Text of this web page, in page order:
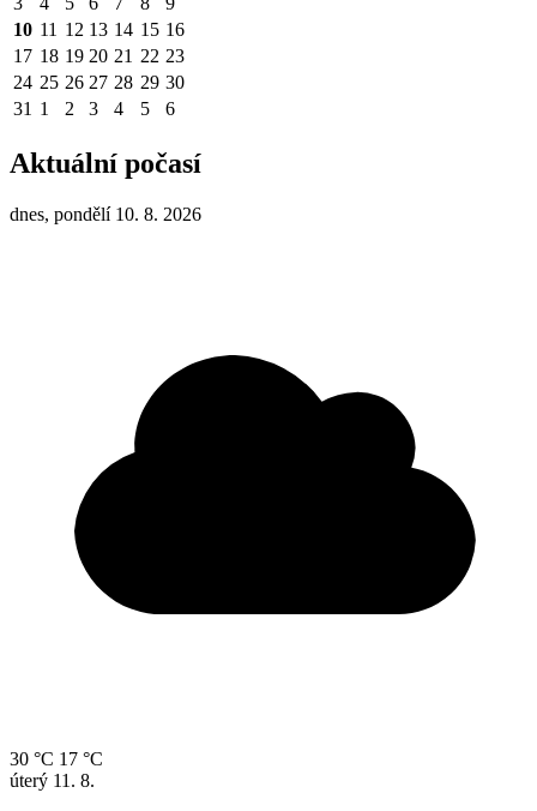
10 11 12 13 14 15 16
17 18 19 20 21 22 23
24 25 26 27 28 29 30
31 1 2 3 4 5 6
Aktuální počasí
dnes, pondělí 10. 8. 2026
30 °C 17 °C
úterý 11. 8.